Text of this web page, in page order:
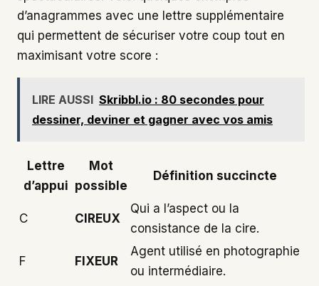
d’anagrammes avec une lettre supplémentaire
qui permettent de sécuriser votre coup tout en
maximisant votre score :
LIRE AUSSI Skribbl.io : 80 secondes pour
dessiner, deviner et gagner avec vos amis
Lettre
d’appui
Mot
possible
Définition succincte
C CIREUX
Qui a l’aspect ou la
consistance de la cire.
F FIXEUR
Agent utilisé en photographie
ou intermédiaire.